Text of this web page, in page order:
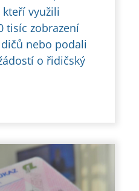
využili
tisíc zobrazení
nebo podali
o řidičský